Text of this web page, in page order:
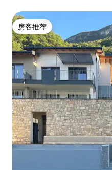
房客推荐
房客推荐